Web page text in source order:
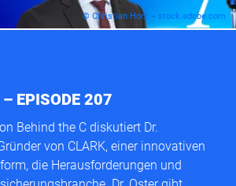
© Christian Horz – stock.adobe.com
EPISODE 207
Behind the C diskutiert Dr.
von CLARK, einer innovativen
die Herausforderungen und